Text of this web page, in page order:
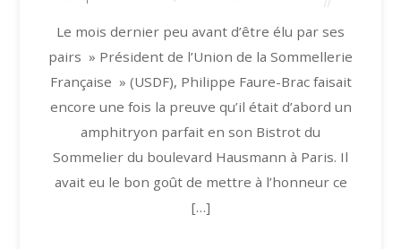
Le mois dernier peu avant d’être élu par ses
pairs » Président de l’Union de la Sommellerie
Française » (USDF), Philippe Faure-Brac faisait
encore une fois la preuve qu’il était d’abord un
amphitryon parfait en son Bistrot du
Sommelier du boulevard Hausmann à Paris. Il
avait eu le bon goût de mettre à l’honneur ce
[…]